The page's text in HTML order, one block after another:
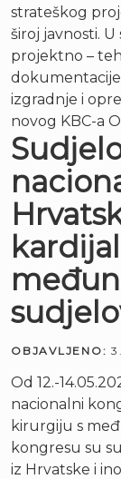
strateškog
široj javnosti.
projektno –
izgradnje i
novog KBC-a
OBJAVLJENO:
Od 12.-
nacionalni
kirurgiju s
kongresu su
iz Hrvatske i